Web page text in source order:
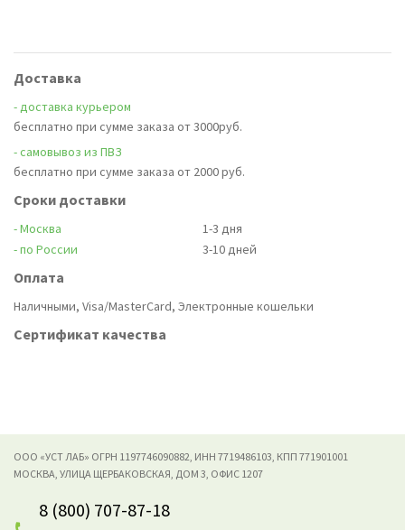
Доставка
- доставка курьером
бесплатно при сумме заказа от 3000руб.
- самовывоз из ПВЗ
бесплатно при сумме заказа от 2000 руб.
Сроки доставки
- Москва
1-3 дня
- по России
3-10 дней
Оплата
Наличными, Visa/MasterCard, Электронные кошельки
Сертификат качества